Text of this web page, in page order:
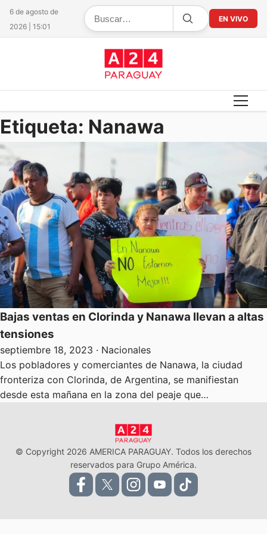
6 de agosto de
2026 | 15:01
EN VIVO
Etiqueta: Nanawa
Bajas ventas en Clorinda y Nanawa llevan a altas
tensiones
septiembre 18, 2023 · Nacionales
Los pobladores y comerciantes de Nanawa, la ciudad
fronteriza con Clorinda, de Argentina, se manifiestan
desde esta mañana en la zona del peaje que…
© Copyright 2026 AMERICA PARAGUAY. Todos los derechos
reservados para Grupo América.